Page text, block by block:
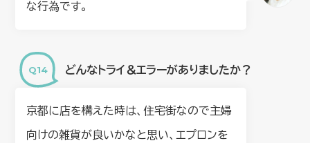
な行為です。
どんなトライ＆エラーがありましたか？
京都に店を構えた時は、住宅街なので主婦
向けの雑貨が良いかなと思い、エプロンを